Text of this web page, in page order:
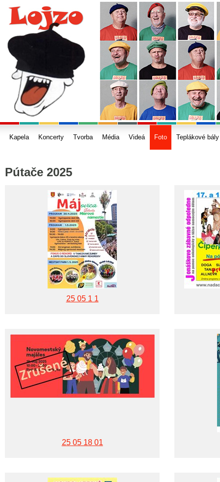
Kapela Koncerty Tvorba Média Videá Foto Teplákové bály
Pútače 2025
25 05 1 1
25 05 18 01